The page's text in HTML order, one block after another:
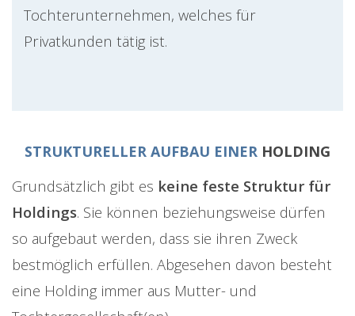
Tochterunternehmen, welches für
Privatkunden tätig ist.
STRUKTURELLER AUFBAU EINER HOLDING
Grundsätzlich gibt es keine feste Struktur für
Holdings. Sie können beziehungsweise dürfen
so aufgebaut werden, dass sie ihren Zweck
bestmöglich erfüllen. Abgesehen davon besteht
eine Holding immer aus Mutter- und